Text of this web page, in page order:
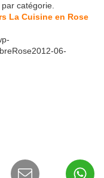
catégorie.
La Cuisine en Rose